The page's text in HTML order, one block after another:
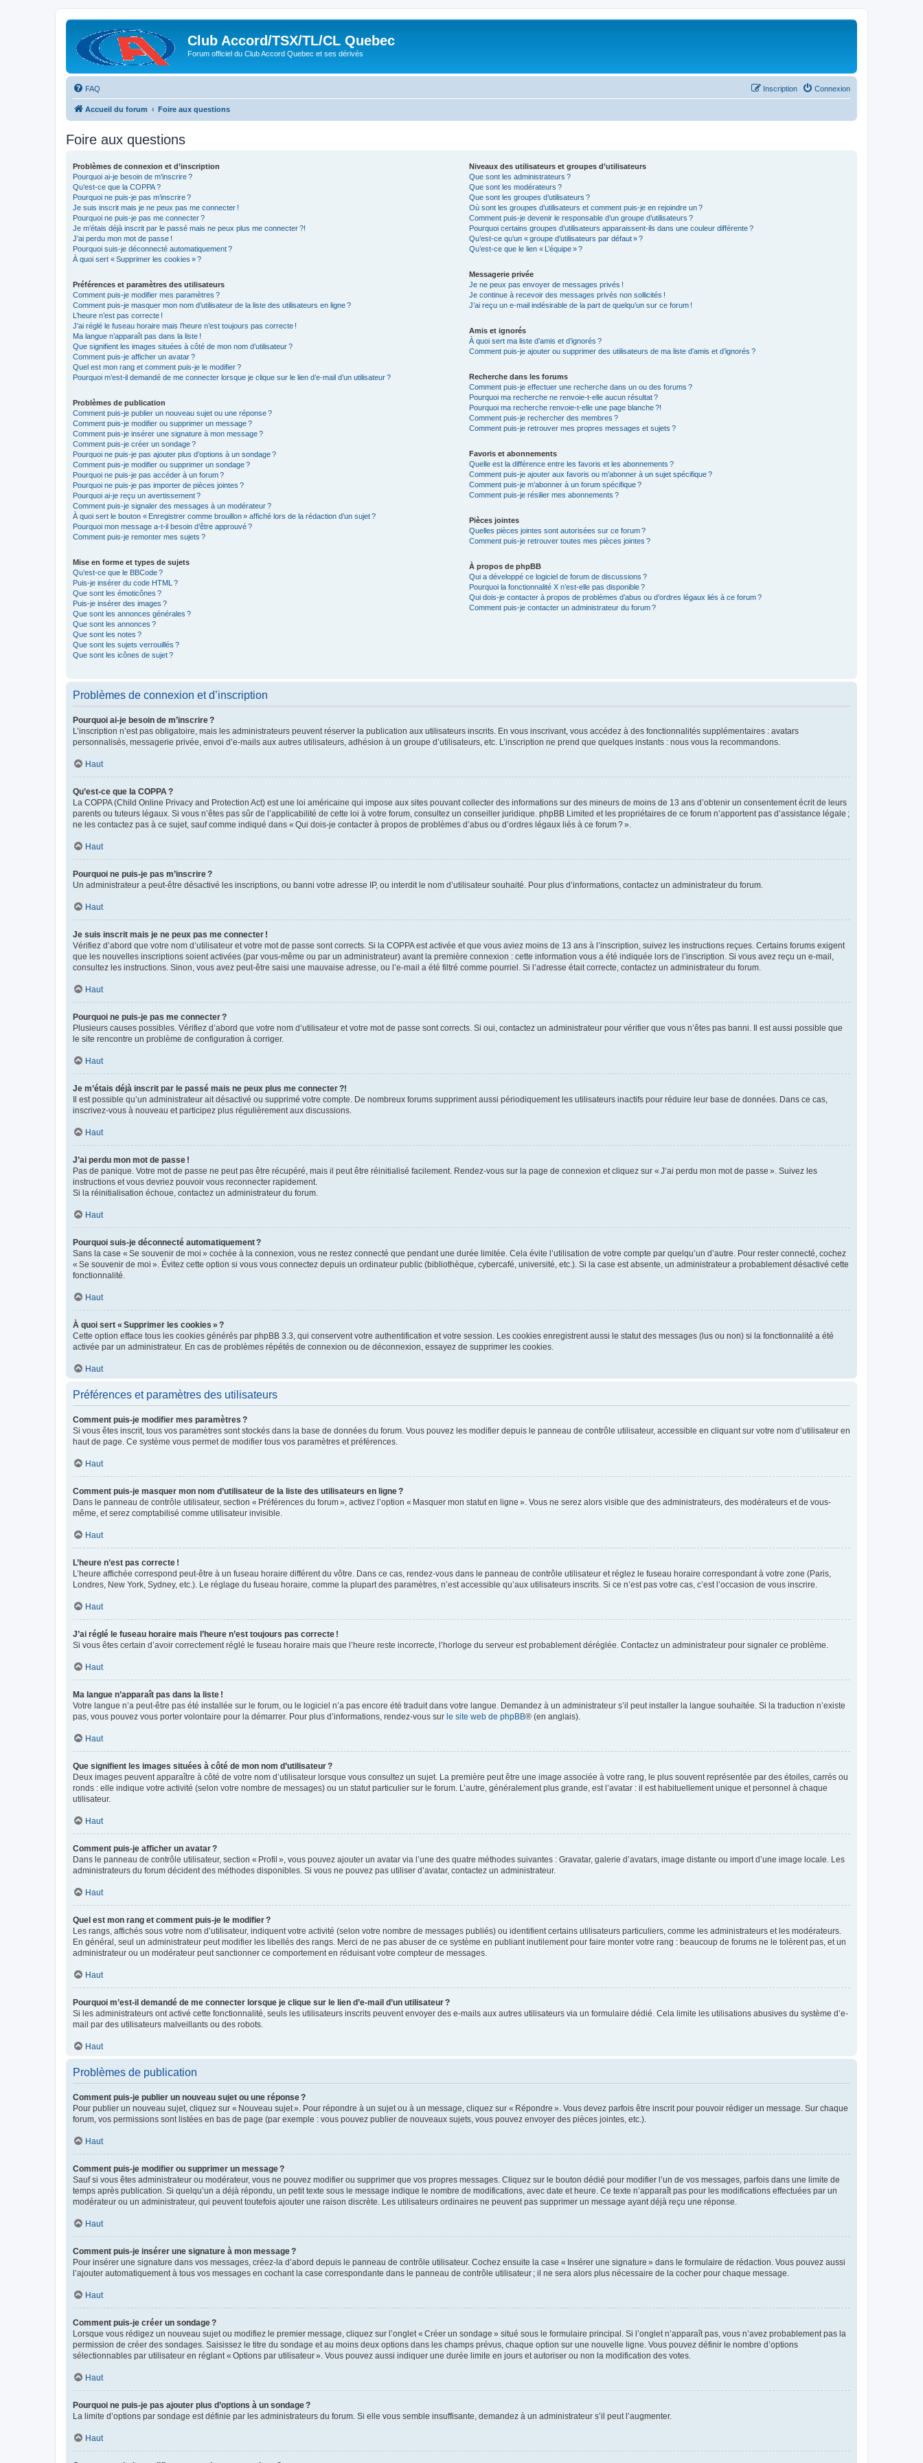
Club Accord/TSX/TL/CL Quebec
Forum officiel du Club Accord Quebec et ses dérivés
FAQ Connexion
Inscription
Accueil du forum Foire aux questions
Foire aux questions
Problèmes de connexion et d’inscription
Pourquoi ai-je besoin de m’inscrire ?
Qu’est-ce que la COPPA ?
Pourquoi ne puis-je pas m’inscrire ?
Je suis inscrit mais je ne peux pas me connecter !
Pourquoi ne puis-je pas me connecter ?
Je m’étais déjà inscrit par le passé mais ne peux plus me connecter ?!
J’ai perdu mon mot de passe !
Pourquoi suis-je déconnecté automatiquement ?
À quoi sert « Supprimer les cookies » ?
Préférences et paramètres des utilisateurs
Comment puis-je modifier mes paramètres ?
Comment puis-je masquer mon nom d’utilisateur de la liste des utilisateurs en ligne ?
L’heure n’est pas correcte !
J’ai réglé le fuseau horaire mais l’heure n’est toujours pas correcte !
Ma langue n’apparaît pas dans la liste !
Que signifient les images situées à côté de mon nom d’utilisateur ?
Comment puis-je afficher un avatar ?
Quel est mon rang et comment puis-je le modifier ?
Pourquoi m’est-il demandé de me connecter lorsque je clique sur le lien d’e-mail d’un utilisateur ?
Problèmes de publication
Comment puis-je publier un nouveau sujet ou une réponse ?
Comment puis-je modifier ou supprimer un message ?
Comment puis-je insérer une signature à mon message ?
Comment puis-je créer un sondage ?
Pourquoi ne puis-je pas ajouter plus d’options à un sondage ?
Comment puis-je modifier ou supprimer un sondage ?
Pourquoi ne puis-je pas accéder à un forum ?
Pourquoi ne puis-je pas importer de pièces jointes ?
Pourquoi ai-je reçu un avertissement ?
Comment puis-je signaler des messages à un modérateur ?
À quoi sert le bouton « Enregistrer comme brouillon » affiché lors de la rédaction d’un sujet ?
Pourquoi mon message a-t-il besoin d’être approuvé ?
Comment puis-je remonter mes sujets ?
Mise en forme et types de sujets
Qu’est-ce que le BBCode ?
Puis-je insérer du code HTML ?
Que sont les émoticônes ?
Puis-je insérer des images ?
Que sont les annonces générales ?
Que sont les annonces ?
Que sont les notes ?
Que sont les sujets verrouillés ?
Que sont les icônes de sujet ?
Niveaux des utilisateurs et groupes d’utilisateurs
Que sont les administrateurs ?
Que sont les modérateurs ?
Que sont les groupes d’utilisateurs ?
Où sont les groupes d’utilisateurs et comment puis-je en rejoindre un ?
Comment puis-je devenir le responsable d’un groupe d’utilisateurs ?
Pourquoi certains groupes d’utilisateurs apparaissent-ils dans une couleur différente ?
Qu’est-ce qu’un « groupe d’utilisateurs par défaut » ?
Qu’est-ce que le lien « L’équipe » ?
Messagerie privée
Je ne peux pas envoyer de messages privés !
Je continue à recevoir des messages privés non sollicités !
J’ai reçu un e-mail indésirable de la part de quelqu’un sur ce forum !
Amis et ignorés
À quoi sert ma liste d’amis et d’ignorés ?
Comment puis-je ajouter ou supprimer des utilisateurs de ma liste d’amis et d’ignorés ?
Recherche dans les forums
Comment puis-je effectuer une recherche dans un ou des forums ?
Pourquoi ma recherche ne renvoie-t-elle aucun résultat ?
Pourquoi ma recherche renvoie-t-elle une page blanche ?!
Comment puis-je rechercher des membres ?
Comment puis-je retrouver mes propres messages et sujets ?
Favoris et abonnements
Quelle est la différence entre les favoris et les abonnements ?
Comment puis-je ajouter aux favoris ou m’abonner à un sujet spécifique ?
Comment puis-je m’abonner à un forum spécifique ?
Comment puis-je résilier mes abonnements ?
Pièces jointes
Quelles pièces jointes sont autorisées sur ce forum ?
Comment puis-je retrouver toutes mes pièces jointes ?
À propos de phpBB
Qui a développé ce logiciel de forum de discussions ?
Pourquoi la fonctionnalité X n’est-elle pas disponible ?
Qui dois-je contacter à propos de problèmes d’abus ou d’ordres légaux liés à ce forum ?
Comment puis-je contacter un administrateur du forum ?
Problèmes de connexion et d’inscription
Pourquoi ai-je besoin de m’inscrire ?
L’inscription n’est pas obligatoire, mais les administrateurs peuvent réserver la publication aux utilisateurs inscrits. En vous inscrivant, vous accédez à des fonctionnalités supplémentaires : avatars
personnalisés, messagerie privée, envoi d’e-mails aux autres utilisateurs, adhésion à un groupe d’utilisateurs, etc. L’inscription ne prend que quelques instants : nous vous la recommandons.
Haut
Qu’est-ce que la COPPA ?
La COPPA (Child Online Privacy and Protection Act) est une loi américaine qui impose aux sites pouvant collecter des informations sur des mineurs de moins de 13 ans d’obtenir un consentement écrit de leurs
parents ou tuteurs légaux. Si vous n’êtes pas sûr de l’applicabilité de cette loi à votre forum, consultez un conseiller juridique. phpBB Limited et les propriétaires de ce forum n’apportent pas d’assistance légale ;
ne les contactez pas à ce sujet, sauf comme indiqué dans « Qui dois-je contacter à propos de problèmes d’abus ou d’ordres légaux liés à ce forum ? ».
Haut
Pourquoi ne puis-je pas m’inscrire ?
Un administrateur a peut-être désactivé les inscriptions, ou banni votre adresse IP, ou interdit le nom d’utilisateur souhaité. Pour plus d’informations, contactez un administrateur du forum.
Haut
Je suis inscrit mais je ne peux pas me connecter !
Vérifiez d’abord que votre nom d’utilisateur et votre mot de passe sont corrects. Si la COPPA est activée et que vous aviez moins de 13 ans à l’inscription, suivez les instructions reçues. Certains forums exigent
que les nouvelles inscriptions soient activées (par vous-même ou par un administrateur) avant la première connexion : cette information vous a été indiquée lors de l’inscription. Si vous avez reçu un e-mail,
consultez les instructions. Sinon, vous avez peut-être saisi une mauvaise adresse, ou l’e-mail a été filtré comme pourriel. Si l’adresse était correcte, contactez un administrateur du forum.
Haut
Pourquoi ne puis-je pas me connecter ?
Plusieurs causes possibles. Vérifiez d’abord que votre nom d’utilisateur et votre mot de passe sont corrects. Si oui, contactez un administrateur pour vérifier que vous n’êtes pas banni. Il est aussi possible que
le site rencontre un problème de configuration à corriger.
Haut
Je m’étais déjà inscrit par le passé mais ne peux plus me connecter ?!
Il est possible qu’un administrateur ait désactivé ou supprimé votre compte. De nombreux forums suppriment aussi périodiquement les utilisateurs inactifs pour réduire leur base de données. Dans ce cas,
inscrivez-vous à nouveau et participez plus régulièrement aux discussions.
Haut
J’ai perdu mon mot de passe !
Pas de panique. Votre mot de passe ne peut pas être récupéré, mais il peut être réinitialisé facilement. Rendez-vous sur la page de connexion et cliquez sur « J’ai perdu mon mot de passe ». Suivez les
instructions et vous devriez pouvoir vous reconnecter rapidement.
Si la réinitialisation échoue, contactez un administrateur du forum.
Haut
Pourquoi suis-je déconnecté automatiquement ?
Sans la case « Se souvenir de moi » cochée à la connexion, vous ne restez connecté que pendant une durée limitée. Cela évite l’utilisation de votre compte par quelqu’un d’autre. Pour rester connecté, cochez
« Se souvenir de moi ». Évitez cette option si vous vous connectez depuis un ordinateur public (bibliothèque, cybercafé, université, etc.). Si la case est absente, un administrateur a probablement désactivé cette
fonctionnalité.
Haut
À quoi sert « Supprimer les cookies » ?
Cette option efface tous les cookies générés par phpBB 3.3, qui conservent votre authentification et votre session. Les cookies enregistrent aussi le statut des messages (lus ou non) si la fonctionnalité a été
activée par un administrateur. En cas de problèmes répétés de connexion ou de déconnexion, essayez de supprimer les cookies.
Haut
Préférences et paramètres des utilisateurs
Comment puis-je modifier mes paramètres ?
Si vous êtes inscrit, tous vos paramètres sont stockés dans la base de données du forum. Vous pouvez les modifier depuis le panneau de contrôle utilisateur, accessible en cliquant sur votre nom d’utilisateur en
haut de page. Ce système vous permet de modifier tous vos paramètres et préférences.
Haut
Comment puis-je masquer mon nom d’utilisateur de la liste des utilisateurs en ligne ?
Dans le panneau de contrôle utilisateur, section « Préférences du forum », activez l’option « Masquer mon statut en ligne ». Vous ne serez alors visible que des administrateurs, des modérateurs et de vous-
même, et serez comptabilisé comme utilisateur invisible.
Haut
L’heure n’est pas correcte !
L’heure affichée correspond peut-être à un fuseau horaire différent du vôtre. Dans ce cas, rendez-vous dans le panneau de contrôle utilisateur et réglez le fuseau horaire correspondant à votre zone (Paris,
Londres, New York, Sydney, etc.). Le réglage du fuseau horaire, comme la plupart des paramètres, n’est accessible qu’aux utilisateurs inscrits. Si ce n’est pas votre cas, c’est l’occasion de vous inscrire.
Haut
J’ai réglé le fuseau horaire mais l’heure n’est toujours pas correcte !
Si vous êtes certain d’avoir correctement réglé le fuseau horaire mais que l’heure reste incorrecte, l’horloge du serveur est probablement déréglée. Contactez un administrateur pour signaler ce problème.
Haut
Ma langue n’apparaît pas dans la liste !
Votre langue n’a peut-être pas été installée sur le forum, ou le logiciel n’a pas encore été traduit dans votre langue. Demandez à un administrateur s’il peut installer la langue souhaitée. Si la traduction n’existe
pas, vous pouvez vous porter volontaire pour la démarrer. Pour plus d’informations, rendez-vous sur le site web de phpBB® (en anglais).
Haut
Que signifient les images situées à côté de mon nom d’utilisateur ?
Deux images peuvent apparaître à côté de votre nom d’utilisateur lorsque vous consultez un sujet. La première peut être une image associée à votre rang, le plus souvent représentée par des étoiles, carrés ou
ronds : elle indique votre activité (selon votre nombre de messages) ou un statut particulier sur le forum. L’autre, généralement plus grande, est l’avatar : il est habituellement unique et personnel à chaque
utilisateur.
Haut
Comment puis-je afficher un avatar ?
Dans le panneau de contrôle utilisateur, section « Profil », vous pouvez ajouter un avatar via l’une des quatre méthodes suivantes : Gravatar, galerie d’avatars, image distante ou import d’une image locale. Les
administrateurs du forum décident des méthodes disponibles. Si vous ne pouvez pas utiliser d’avatar, contactez un administrateur.
Haut
Quel est mon rang et comment puis-je le modifier ?
Les rangs, affichés sous votre nom d’utilisateur, indiquent votre activité (selon votre nombre de messages publiés) ou identifient certains utilisateurs particuliers, comme les administrateurs et les modérateurs.
En général, seul un administrateur peut modifier les libellés des rangs. Merci de ne pas abuser de ce système en publiant inutilement pour faire monter votre rang : beaucoup de forums ne le tolèrent pas, et un
administrateur ou un modérateur peut sanctionner ce comportement en réduisant votre compteur de messages.
Haut
Pourquoi m’est-il demandé de me connecter lorsque je clique sur le lien d’e-mail d’un utilisateur ?
Si les administrateurs ont activé cette fonctionnalité, seuls les utilisateurs inscrits peuvent envoyer des e-mails aux autres utilisateurs via un formulaire dédié. Cela limite les utilisations abusives du système d’e-
mail par des utilisateurs malveillants ou des robots.
Haut
Problèmes de publication
Comment puis-je publier un nouveau sujet ou une réponse ?
Pour publier un nouveau sujet, cliquez sur « Nouveau sujet ». Pour répondre à un sujet ou à un message, cliquez sur « Répondre ». Vous devez parfois être inscrit pour pouvoir rédiger un message. Sur chaque
forum, vos permissions sont listées en bas de page (par exemple : vous pouvez publier de nouveaux sujets, vous pouvez envoyer des pièces jointes, etc.).
Haut
Comment puis-je modifier ou supprimer un message ?
Sauf si vous êtes administrateur ou modérateur, vous ne pouvez modifier ou supprimer que vos propres messages. Cliquez sur le bouton dédié pour modifier l’un de vos messages, parfois dans une limite de
temps après publication. Si quelqu’un a déjà répondu, un petit texte sous le message indique le nombre de modifications, avec date et heure. Ce texte n’apparaît pas pour les modifications effectuées par un
modérateur ou un administrateur, qui peuvent toutefois ajouter une raison discrète. Les utilisateurs ordinaires ne peuvent pas supprimer un message ayant déjà reçu une réponse.
Haut
Comment puis-je insérer une signature à mon message ?
Pour insérer une signature dans vos messages, créez-la d’abord depuis le panneau de contrôle utilisateur. Cochez ensuite la case « Insérer une signature » dans le formulaire de rédaction. Vous pouvez aussi
l’ajouter automatiquement à tous vos messages en cochant la case correspondante dans le panneau de contrôle utilisateur ; il ne sera alors plus nécessaire de la cocher pour chaque message.
Haut
Comment puis-je créer un sondage ?
Lorsque vous rédigez un nouveau sujet ou modifiez le premier message, cliquez sur l’onglet « Créer un sondage » situé sous le formulaire principal. Si l’onglet n’apparaît pas, vous n’avez probablement pas la
permission de créer des sondages. Saisissez le titre du sondage et au moins deux options dans les champs prévus, chaque option sur une nouvelle ligne. Vous pouvez définir le nombre d’options
sélectionnables par utilisateur en réglant « Options par utilisateur ». Vous pouvez aussi indiquer une durée limite en jours et autoriser ou non la modification des votes.
Haut
Pourquoi ne puis-je pas ajouter plus d’options à un sondage ?
La limite d’options par sondage est définie par les administrateurs du forum. Si elle vous semble insuffisante, demandez à un administrateur s’il peut l’augmenter.
Haut